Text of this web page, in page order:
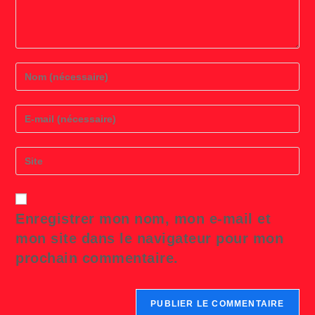
Enter
your
or
username
to
comment
Enter
your
address
comment
Saisir
l’URL
votre
site
(facultatif)
Enregistrer mon nom, mon e-mail et
mon site dans le navigateur pour mon
prochain commentaire.